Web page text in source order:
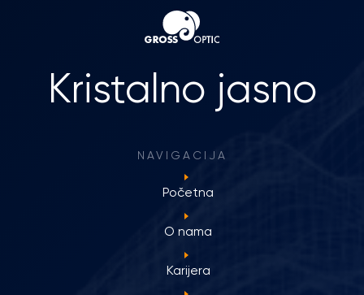
Kristalno jasno
NAVIGACIJA
Početna
O nama
Karijera